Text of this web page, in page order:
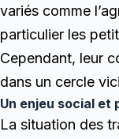
variés comme
particulier les
Cependant, leur
dans un cercle
Un enjeu social et
La situation des